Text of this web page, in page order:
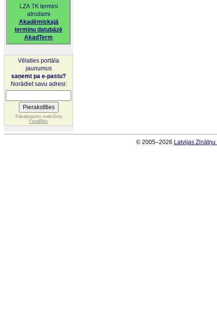
LZA TK termini
atrodami
Akadēmiskajā
terminu datubāzē
AkadTerm
Vēlaties portāla
jaunumus
saņemt pa e-pastu?
Norādiet savu adresi:
Pakalpojumu nodrošina
FeedBlitz
© 2005–2026 Latvijas